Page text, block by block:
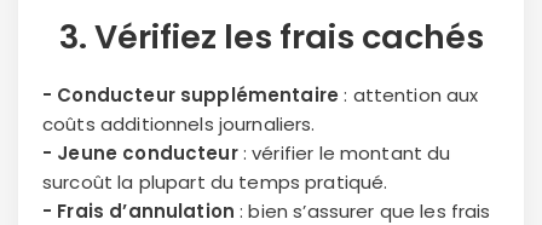
3. Vérifiez les frais cachés
- Conducteur supplémentaire : attention aux
coûts additionnels journaliers.
- Jeune conducteur: vérifier le montant du
surcoût la plupart du temps pratiqué.
- Frais d’annulation : bien s’assurer que les frais